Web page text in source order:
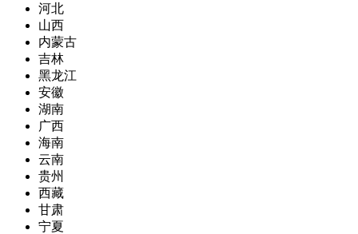
河北
山西
内蒙古
吉林
黑龙江
安徽
湖南
广西
海南
云南
贵州
西藏
甘肃
宁夏